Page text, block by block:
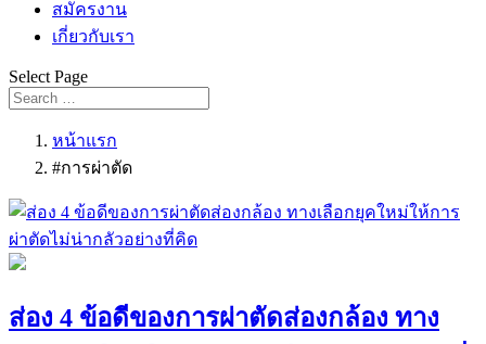
สมัครงาน
เกี่ยวกับเรา
Select Page
หน้าแรก
#การผ่าตัด
ส่อง 4 ข้อดีของการผ่าตัดส่องกล้อง ทาง